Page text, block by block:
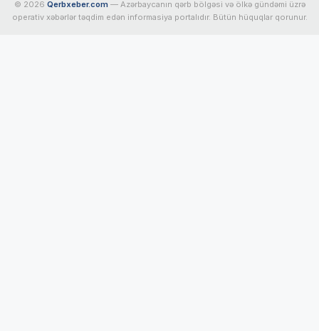
© 2026 Qerbxeber.com — Azərbaycanın qərb bölgəsi və ölkə gündəmi üzrə
operativ xəbərlər təqdim edən informasiya portalıdır. Bütün hüquqlar qorunur.